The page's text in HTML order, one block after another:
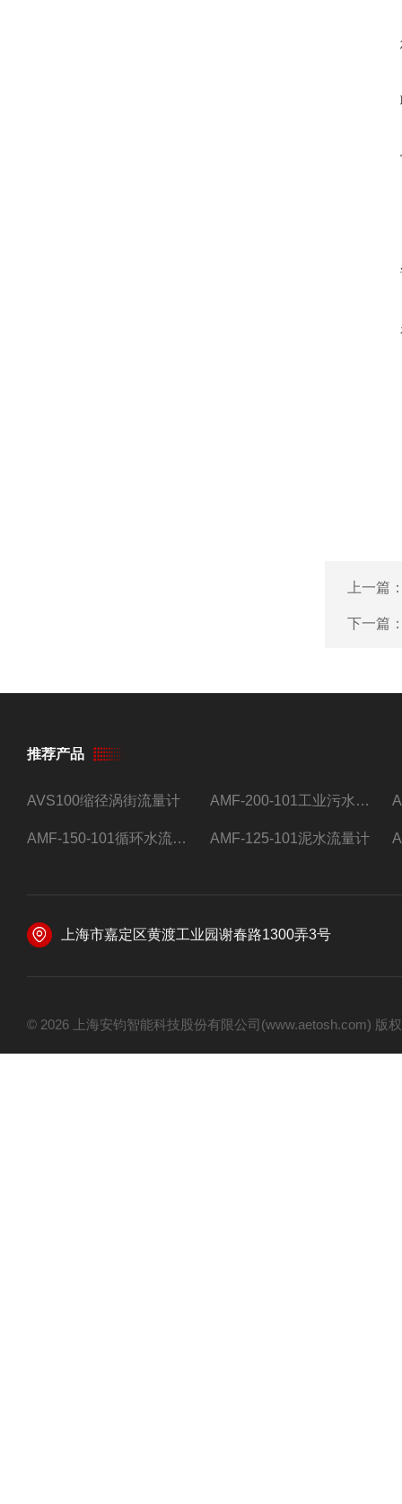
上一篇
下一篇
推荐产品
AVS100缩径涡街流量计 AMF-200-101工业污水流量计
AMF-150-101循环水流量计,电磁流量计 AMF-125-101泥水流量计
上海市嘉定区黄渡工业园谢春路1300弄3号
© 2026 上海安钧智能科技股份有限公司(www.aetosh.com)